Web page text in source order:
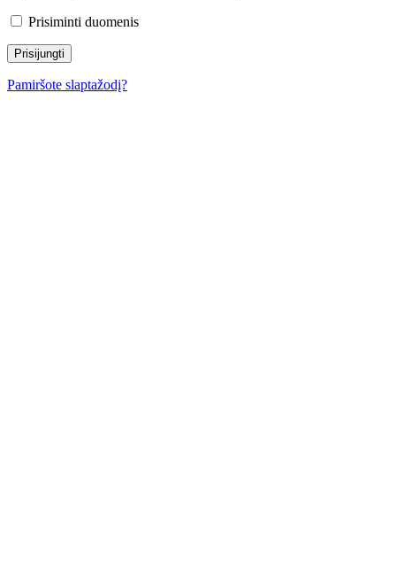
Prisiminti duomenis
Pamiršote slaptažodį?